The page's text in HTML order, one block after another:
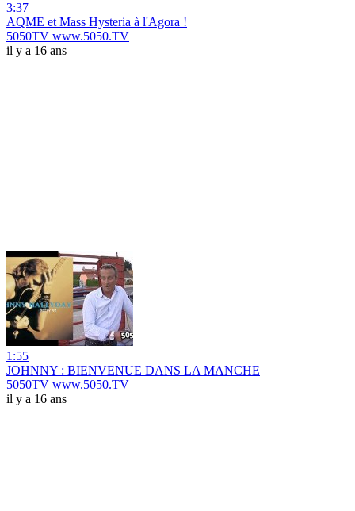
3:37
AQME et Mass Hysteria à l'Agora !
5050TV www.5050.TV
il y a 16 ans
1:55
JOHNNY : BIENVENUE DANS LA MANCHE
5050TV www.5050.TV
il y a 16 ans